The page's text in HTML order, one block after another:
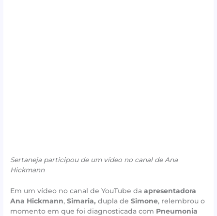
Sertaneja participou de um vídeo no canal de Ana
Hickmann
Em um vídeo no canal de YouTube daapresentadora
Ana Hickmann,Simaria, dupla deSimone, relembrou o
momento em que foi diagnosticada com Pneumonia